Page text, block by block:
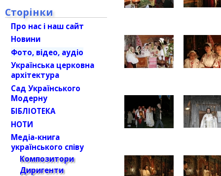
Сторінки
Про нас і наш сайт
Новини
Фото, відео, аудіо
Українська церковна
архітектура
Сад Українського
Модерну
БІБЛІОТЕКА
НОТИ
Медіа-книга
українського співу
Композитори
Диригенти